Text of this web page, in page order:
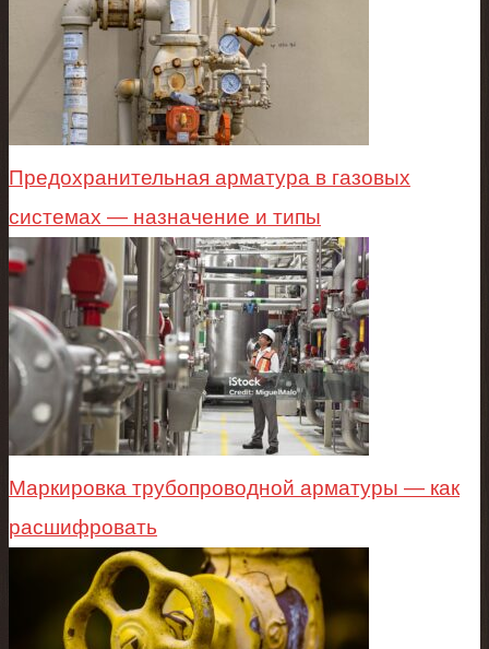
Предохранительная арматура в газовых
системах — назначение и типы
Маркировка трубопроводной арматуры — как
расшифровать